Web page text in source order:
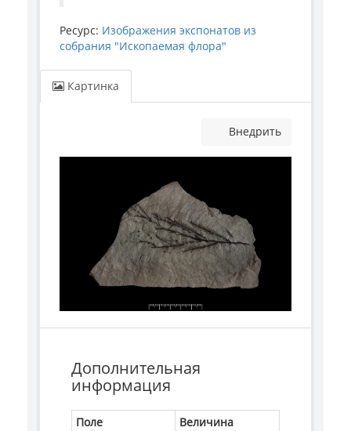
Ресурс: Изображения экспонатов из
собрания "Ископаемая флора"
Картинка
Внедрить
Дополнительная
информация
Поле
Величина